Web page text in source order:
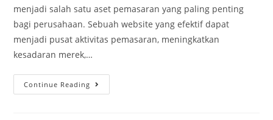
menjadi salah satu aset pemasaran yang paling penting
bagi perusahaan. Sebuah website yang efektif dapat
menjadi pusat aktivitas pemasaran, meningkatkan
kesadaran merek,…
Continue Reading